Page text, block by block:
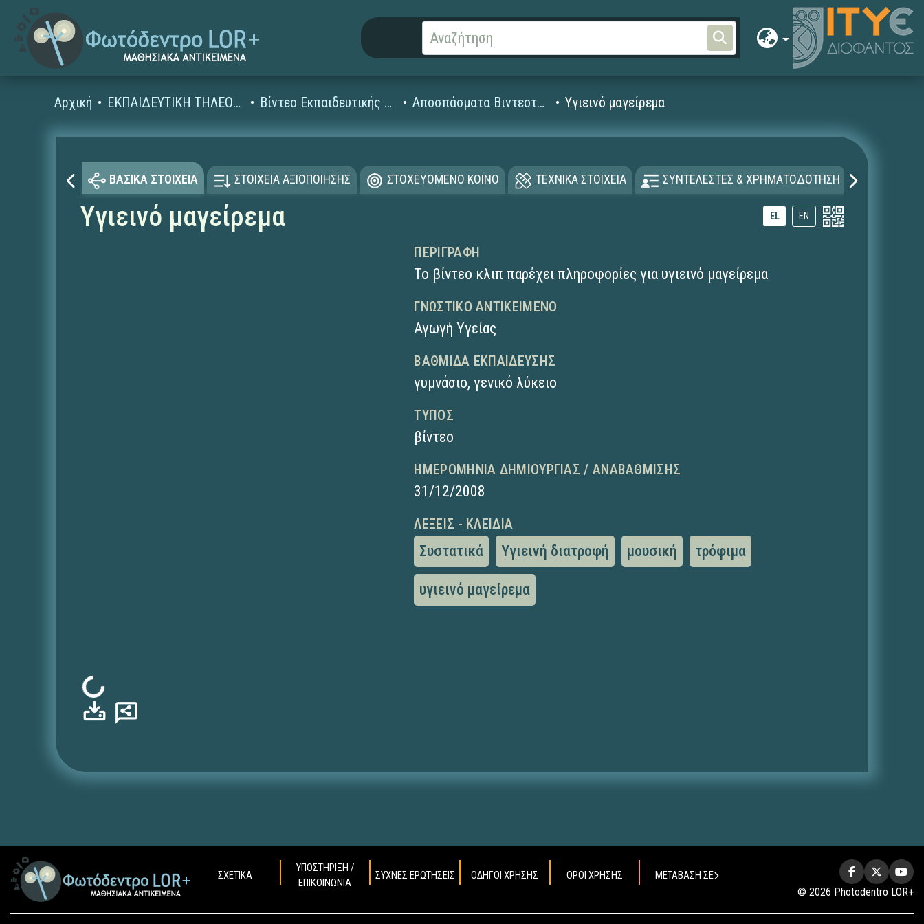
Αρχική ΕΚΠΑΙΔΕΥΤΙΚΗ ΤΗΛΕΟΡΑΣΗ (Ταινίες και βίντεο) Βίντεο Εκπαιδευτικής Τηλεόρασης Αποσπάσματα Βιντεοταινιών (1995-2008) Υγιεινό μαγείρεμα
ΒΑΣΙΚΑ ΣΤΟΙΧΕΙΑ ΣΤΟΙΧΕΙΑ ΑΞΙΟΠΟΙΗΣΗΣ ΣΤΟΧΕΥΟΜΕΝΟ ΚΟΙΝΟ ΤΕΧΝΙΚΑ ΣΤΟΙΧΕΙΑ ΣΥΝΤΕΛΕΣΤΕΣ & ΧΡΗΜΑΤΟΔΟΤΗΣΗ
Υγιεινό μαγείρεμα EL EN
Φόρτωση...
ΠΕΡΙΓΡΑΦΉ
Το βίντεο κλιπ παρέχει πληροφορίες για υγιεινό μαγείρεμα
ΓΝΩΣΤΙΚΌ ΑΝΤΙΚΕΊΜΕΝΟ
Αγωγή Υγείας
ΒΑΘΜΊΔΑ ΕΚΠΑΊΔΕΥΣΗΣ
γυμνάσιο,γενικό λύκειο
ΤΎΠΟΣ
βίντεο
ΗΜΕΡΟΜΗΝΊΑ ΔΗΜΙΟΥΡΓΊΑΣ / ΑΝΑΒΆΘΜΙΣΗΣ
31/12/2008
ΛΈΞΕΙΣ - ΚΛΕΙΔΙΆ
Συστατικά Υγιεινή διατροφή μουσική τρόφιμα
υγιεινό μαγείρεμα
ΣΧΕΤΙΚΑ
ΥΠΟΣΤΗΡΙΞΗ /
ΕΠΙΚΟΙΝΩΝΙΑ
ΣΥΧΝΕΣ ΕΡΩΤΗΣΕΙΣ ΟΔΗΓΟΙ ΧΡΗΣΗΣ ΟΡΟΙ ΧΡΗΣΗΣ ΜΕΤΑΒΑΣΗ ΣΕ
© 2026 Photodentro LOR+